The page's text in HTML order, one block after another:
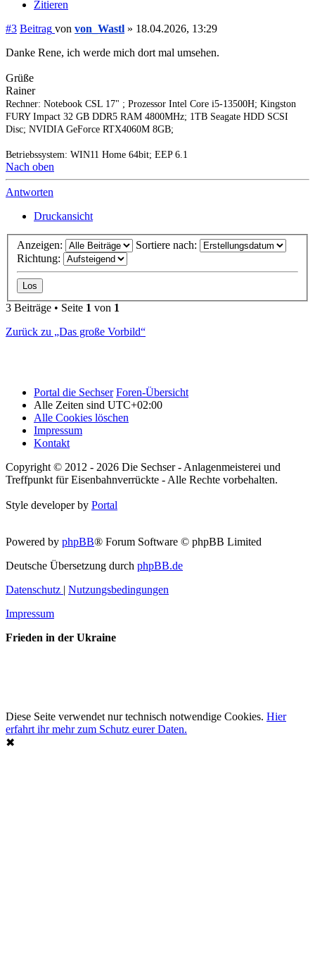
Zitieren
#3 Beitrag von von_Wastl » 18.04.2026, 13:29
Danke Rene, ich werde mich dort mal umsehen.
Grüße
Rainer
Rechner: Notebook CSL 17" ; Prozessor Intel Core i5-13500H; Kingston
FURY Impact 32 GB DDR5 RAM 4800MHz; 1TB Seagate HDD SCSI
Disc; NVIDIA GeForce RTX4060M 8GB;
Betriebssystem: WIN11 Home 64bit; EEP 6.1
Nach oben
Antworten
Druckansicht
Anzeigen:
Sortiere nach:
Richtung:
3 Beiträge • Seite 1 von 1
Zurück zu „Das große Vorbild“
Portal die Sechser Foren-Übersicht
Alle Zeiten sind UTC+02:00
Alle Cookies löschen
Impressum
Kontakt
Copyright © 2012 - 2026 Die Sechser - Anlagenmeisterei und
Treffpunkt für Eisenbahnverrückte - Alle Rechte vorbehalten.
Style developer by Portal
Powered by phpBB® Forum Software © phpBB Limited
Deutsche Übersetzung durch phpBB.de
Datenschutz
Nutzungsbedingungen
Impressum
Frieden in der Ukraine
Diese Seite verwendet nur technisch notwendige Cookies. Hier
erfahrt ihr mehr zum Schutz eurer Daten.
✖